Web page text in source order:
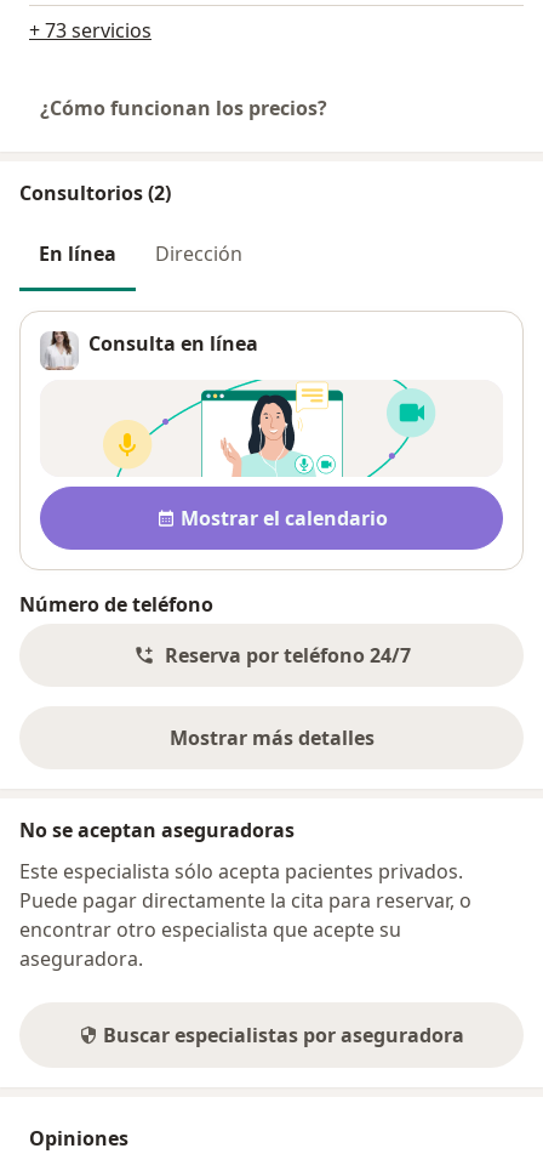
+ 73 servicios
¿Cómo funcionan los precios?
Consultorios (2)
En línea Dirección
Consulta en línea
Disponibilidad
Mostrar el calendario
Número de teléfono
Reserva por teléfono 24/7
Mostrar más detalles
sobre la dirección
No se aceptan aseguradoras
Este especialista sólo acepta pacientes privados.
Puede pagar directamente la cita para reservar, o
encontrar otro especialista que acepte su
aseguradora.
Buscar especialistas por aseguradora
Opiniones